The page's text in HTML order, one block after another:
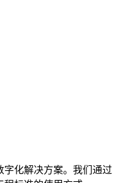
字化解决方案。我们通过